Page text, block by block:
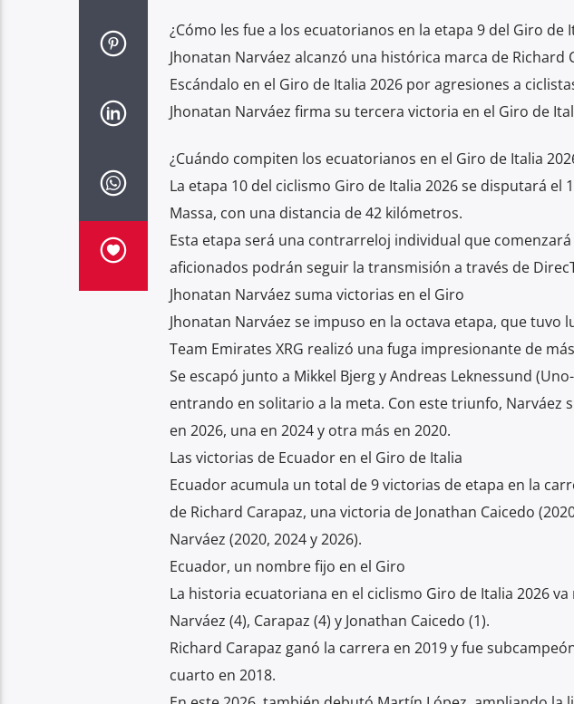
¿Cómo les fue a los ecuatorianos en la etapa 9 del Giro de
Jhonatan Narváez alcanzó una histórica marca de Richard
Escándalo en el Giro de Italia 2026 por agresiones a
Jhonatan Narváez firma su tercera victoria en el Giro de
¿Cuándo compiten los ecuatorianos en el Giro de Italia
La etapa 10 del ciclismo Giro de Italia 2026 se disputará el
Massa, con una distancia de 42 kilómetros.
Esta etapa será una contrarreloj individual que comenzará
aficionados podrán seguir la transmisión a través de
Jhonatan Narváez suma victorias en el Giro
Jhonatan Narváez se impuso en la octava etapa, que tuvo
Team Emirates XRG realizó una fuga impresionante de
Se escapó junto a Mikkel Bjerg y Andreas Leknessund
entrando en solitario a la meta. Con este triunfo, Narváez
en 2026, una en 2024 y otra más en 2020.
Las victorias de Ecuador en el Giro de Italia
Ecuador acumula un total de 9 victorias de etapa en la
de Richard Carapaz, una victoria de Jonathan Caicedo
Narváez (2020, 2024 y 2026).
Ecuador, un nombre fijo en el Giro
La historia ecuatoriana en el ciclismo Giro de Italia 2026
Narváez (4), Carapaz (4) y Jonathan Caicedo (1).
Richard Carapaz ganó la carrera en 2019 y fue
cuarto en 2018.